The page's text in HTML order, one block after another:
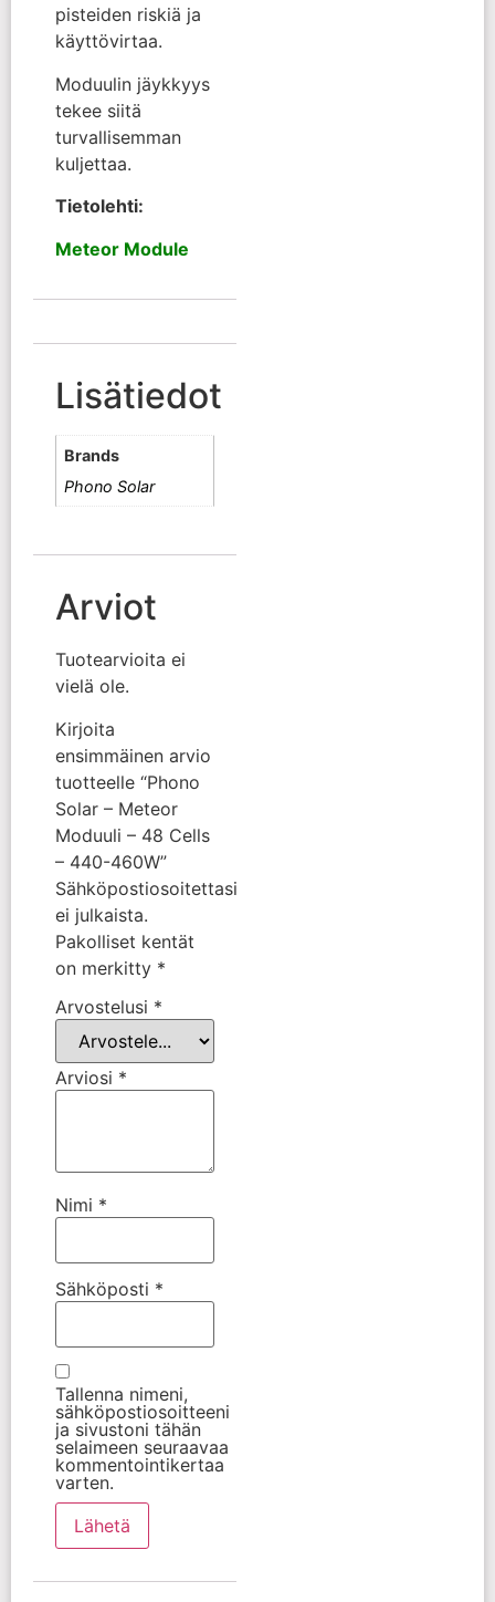
pisteiden riskiä ja
käyttövirtaa.
Moduulin jäykkyys
tekee siitä
turvallisemman
kuljettaa.
Tietolehti:
Meteor Module
Lisätiedot
Brands
Phono Solar
Arviot
Tuotearvioita ei
vielä ole.
Kirjoita
ensimmäinen arvio
tuotteelle “Phono
Solar – Meteor
Moduuli – 48 Cells
– 440-460W”
Sähköpostiosoitettasi
ei julkaista.
Pakolliset kentät
on merkitty *
Arvostelusi *
Arviosi *
Nimi *
Sähköposti *
Tallenna nimeni,
sähköpostiosoitteeni
ja sivustoni tähän
selaimeen seuraavaa
kommentointikertaa
varten.